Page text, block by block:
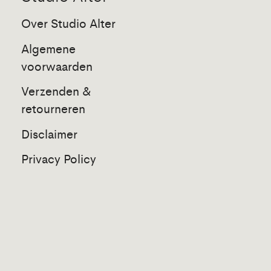
Over Studio Alter
Algemene
voorwaarden
Verzenden &
retourneren
Disclaimer
Privacy Policy